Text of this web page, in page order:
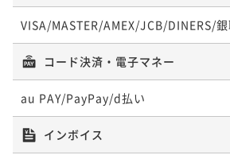
クラシックツイン【1階ラ
付】
VISA/MASTER/AMEX/JCB/DINERS/
コード決済・電子マネー
au PAY/PayPay/d払い
インボイス